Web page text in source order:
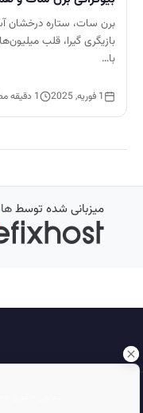
برن سات، ستاره درخشان
بازیگری گیرا، قلب
با…
1 فوریه, 2025 1 دقیقه مطالعه
میزبانی شده توسط
تمامی حقوق